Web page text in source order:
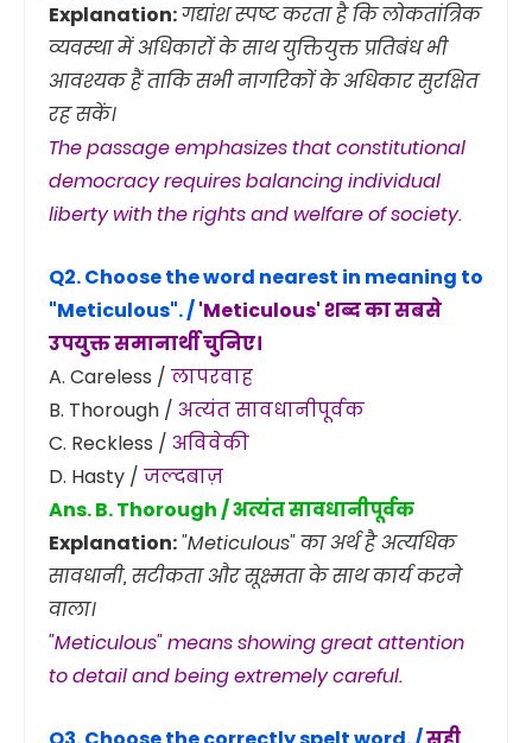
Explanation:गद्यांश स्पष्ट करता है कि लोकतांत्रिक
व्यवस्था में अधिकारों के साथ युक्तियुक्त प्रतिबंध भी
आवश्यक हैं ताकि सभी नागरिकों के अधिकार सुरक्षित
रह सकें।
The passage emphasizes that constitutional
democracy requires balancing individual
liberty with the rights and welfare of society.
Q2. Choose the word nearest in meaning to
"Meticulous". /'Meticulous' शब्द का सबसे
उपयुक्त समानार्थी चुनिए।
A. Careless / लापरवाह
B. Thorough / अत्यंत सावधानीपूर्वक
C. Reckless / अविवेकी
D. Hasty / जल्दबाज़
Ans. B. Thorough / अत्यंत सावधानीपूर्वक
Explanation:"Meticulous" का अर्थ है अत्यधिक
सावधानी, सटीकता और सूक्ष्मता के साथ कार्य करने
वाला।
"Meticulous" means showing great attention
to detail and being extremely careful.